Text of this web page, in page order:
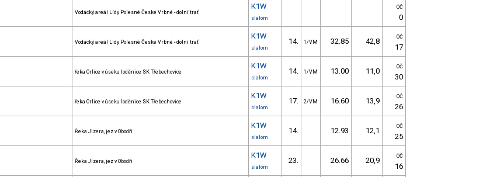
Vodácký areál Lídy Polesné České Vrbné - dolní trať
K1W
slalom
OČ
0
Vodácký areál Lídy Polesné České Vrbné - dolní trať
K1W
slalom
14. 1/VM 32.85 42,8 OČ
17
řeka Orlice v úseku loděnice SK Třebechovice
K1W
slalom
14. 1/VM 13.00 11,0 OČ
30
řeka Orlice v úseku loděnice SK Třebechovice
K1W
slalom
17. 2/VM 16.60 13,9 OČ
26
Řeka Jizera, jez v Obodři
K1W
slalom
14. 12.93 12,1 OČ
25
Řeka Jizera, jez v Obodři
K1W
slalom
23. 26.66 20,9 OČ
16